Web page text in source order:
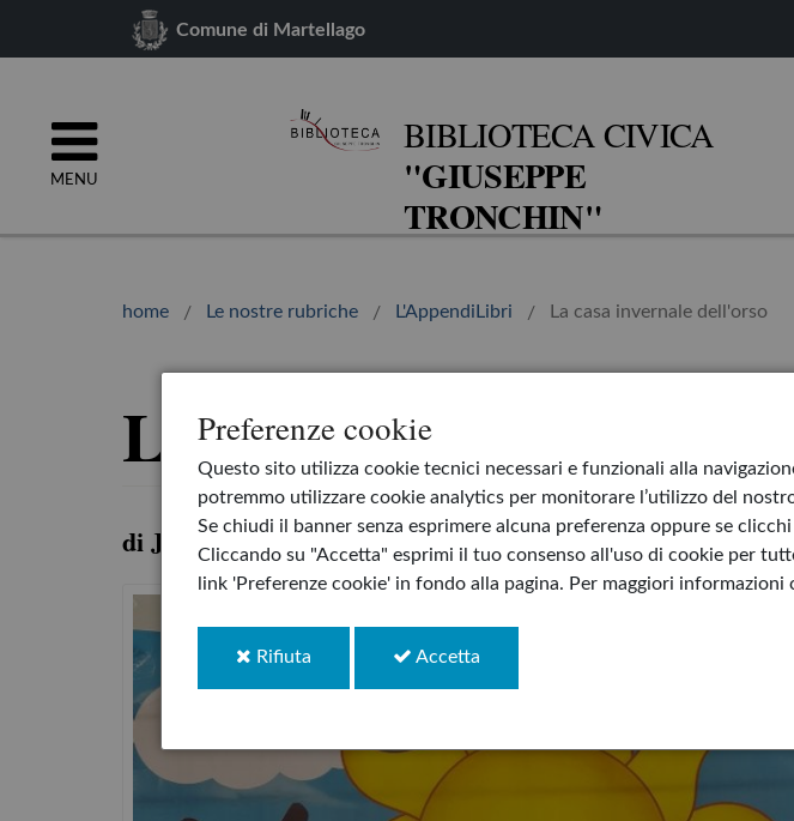
Preferenze cookie
Questo sito utilizza cookie tecnici necessari e funzionali alla
potremmo utilizzare cookie analytics per monitorare l’utilizzo del
Se chiudi il banner senza esprimere alcuna preferenza oppure se
Cliccando su "Accetta" esprimi il tuo consenso all'uso di cookie per
link 'Preferenze cookie' in fondo alla pagina. Per maggiori informazioni
Rifiuta Accetta
Comune di Martellago
MENU
BIBLIOTECA CIVICA
"GIUSEPPE
TRONCHIN"
home Le nostre rubriche L'AppendiLibri La casa invernale dell'orso
La casa invernale
di John Yeoman